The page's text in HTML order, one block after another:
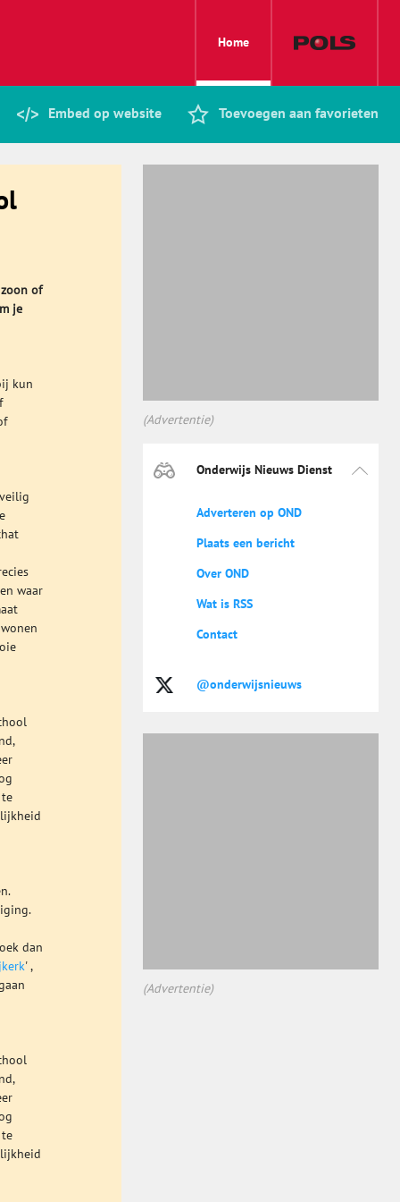
Home
Embed op website Toevoegen aan favorieten
of
je
kun
waar
dan
' ,
(Advertentie)
Onderwijs Nieuws Dienst
Adverteren op OND
Plaats een bericht
Over OND
Wat is RSS
Contact
@onderwijsnieuws
(Advertentie)